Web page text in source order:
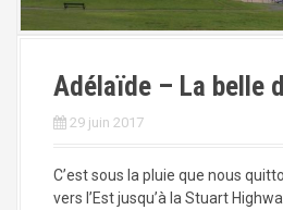
Adélaïde – La belle
29 juin 2017
C’est sous la pluie que nous
vers l’Est jusqu’à la Stuart